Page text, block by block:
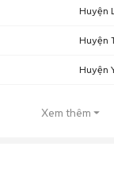
Huyện
Huyện
Huyện
Xem thêm